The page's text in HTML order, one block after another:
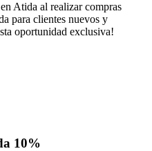
Atida al realizar compras
para clientes nuevos y
oportunidad exclusiva!
10%